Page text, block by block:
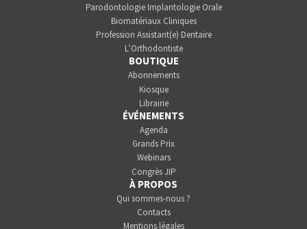
Parodontologie Implantologie Orale
Biomatériaux Cliniques
Profession Assistant(e) Dentaire
L’Orthodontiste
BOUTIQUE
Abonnements
Kiosque
Librairie
ÉVÉNEMENTS
Agenda
Grands Prix
Webinars
Congrès JIP
À PROPOS
Qui sommes-nous ?
Contacts
Mentions légales